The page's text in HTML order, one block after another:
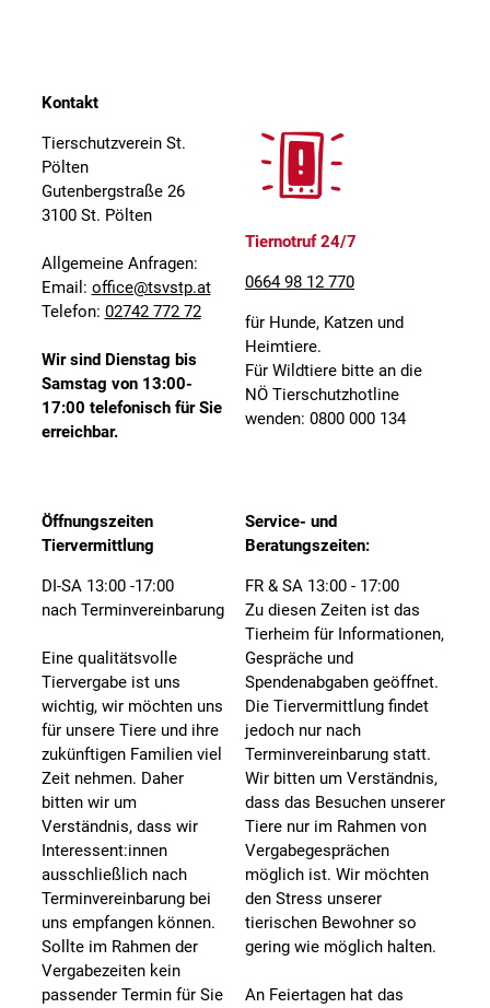
Kontakt
Tierschutzverein St.
Pölten
Gutenbergstraße 26
3100 St. Pölten
Allgemeine Anfragen:
Email: office@tsvstp.at
Telefon: 02742 772 72
Wir sind Dienstag bis
Samstag von 13:00-
17:00 telefonisch für Sie
erreichbar.
Tiernotruf 24/7
0664 98 12 770
für Hunde, Katzen und
Heimtiere.
Für Wildtiere bitte an die
NÖ Tierschutzhotline
wenden: 0800 000 134
Öffnungszeiten
Tiervermittlung
DI-SA 13:00 -17:00
nach Terminvereinbarung
Eine qualitätsvolle
Tiervergabe ist uns
wichtig, wir möchten uns
für unsere Tiere und ihre
zukünftigen Familien viel
Zeit nehmen. Daher
bitten wir um
Verständnis, dass wir
Interessent:innen
ausschließlich nach
Terminvereinbarung bei
uns empfangen können.
Sollte im Rahmen der
Vergabezeiten kein
passender Termin für Sie
Service- und
Beratungszeiten:
FR & SA 13:00 - 17:00
Zu diesen Zeiten ist das
Tierheim für Informationen,
Gespräche und
Spendenabgaben geöffnet.
Die Tiervermittlung findet
jedoch nur nach
Terminvereinbarung statt.
Wir bitten um Verständnis,
dass das Besuchen unserer
Tiere nur im Rahmen von
Vergabegesprächen
möglich ist. Wir möchten
den Stress unserer
tierischen Bewohner so
gering wie möglich halten.
An Feiertagen hat das